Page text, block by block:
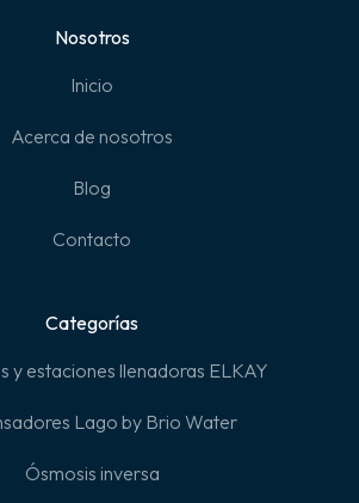
Nosotros
Inicio
Acerca de nosotros
Blog
Contacto
Categorías
y estaciones llenadoras ELKAY
Lago by Brio Water
Ósmosis inversa